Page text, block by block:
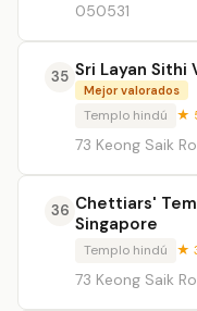
050531
35 Sri Layan Sithi
Mejor valorados
Templo hindú ★
73 Keong Saik
36 Chettiars'
Singapore
Templo hindú ★
73 Keong Saik